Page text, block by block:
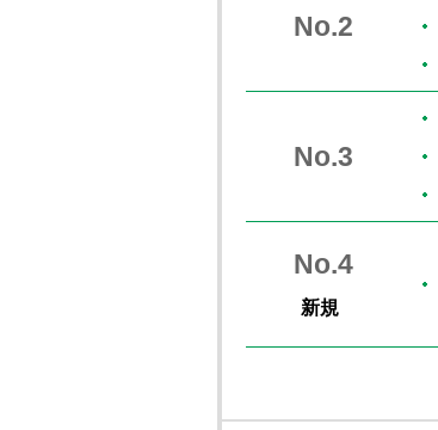
No.2
No.3
No.4
新規